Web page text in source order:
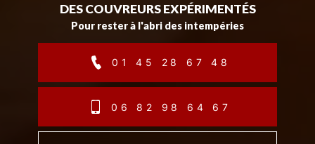
DES COUVREURS EXPÉRIMENTÉS
Pour rester à l'abri des intempéries
01 45 28 67 48
06 82 98 64 67